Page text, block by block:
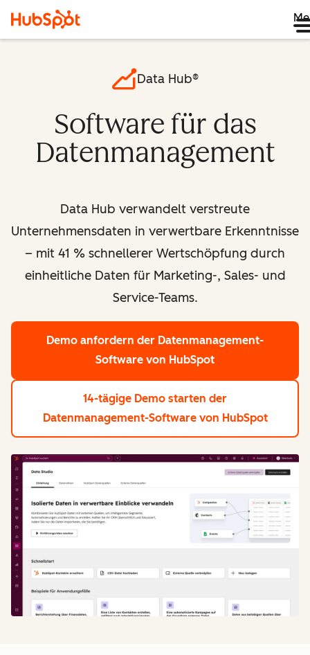
Data Hub®
Software für das
Datenmanagement
Data Hub verwandelt verstreute
Unternehmensdaten in verwertbare Erkenntnisse
– mit 41 % schnellerer Wertschöpfung durch
einheitliche Daten für Marketing-, Sales- und
Service-Teams.
Demo anfordern der Datenmanagement-
Software von HubSpot
14-tägige Demo starten der
Datenmanagement-Software von HubSpot